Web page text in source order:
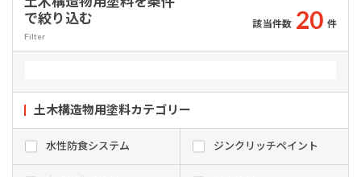
で絞り込む
Filter
該当件数 20 件
土木構造物用塗料カテゴリー
水性防食システム ジンクリッチペイント